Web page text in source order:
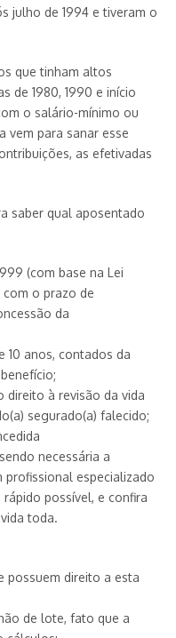
julho de 1994 e tiveram o
que tinham altos
de 1980, 1990 e início
o salário-mínimo ou
vem para sanar esse
as efetivadas
saber qual aposentado
(com base na Lei
o prazo de
da
10 anos, contados da
direito à revisão da vida
segurado(a) falecido;
necessária a
profissional especializado
possível, e confira
toda.
possuem direito a esta
de lote, fato que a